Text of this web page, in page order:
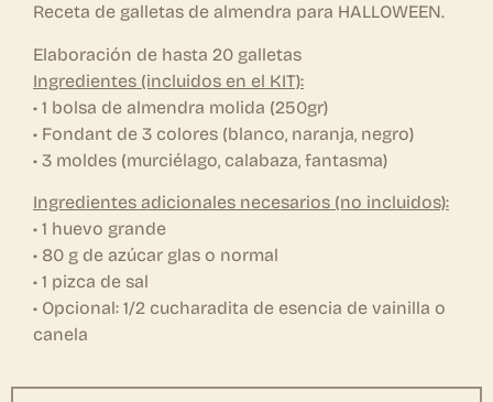
Receta de galletas de almendra para HALLOWEEN.
Elaboración de hasta 20 galletas
Ingredientes (incluidos en el KIT):
• 1 bolsa de almendra molida (250gr)
• Fondant de 3 colores (blanco, naranja, negro)
• 3 moldes (murciélago, calabaza, fantasma)
Ingredientes adicionales necesarios (no incluidos):
• 1 huevo grande
• 80 g de azúcar glas o normal
• 1 pizca de sal
• Opcional: 1/2 cucharadita de esencia de vainilla o
canela